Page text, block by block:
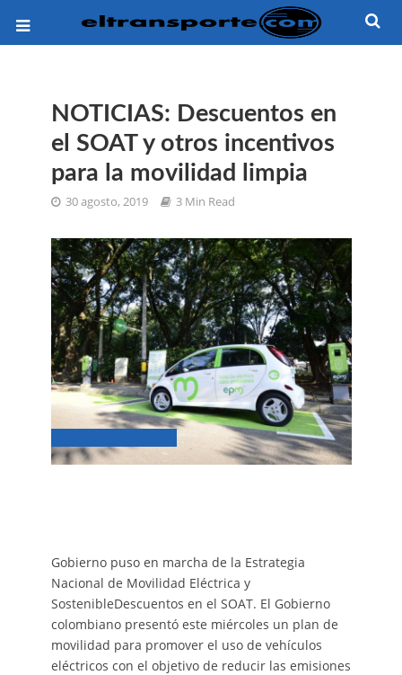
NOTICIAS: Descuentos en
el SOAT y otros incentivos
para la movilidad limpia
30 agosto, 2019 3 Min Read
Gobierno puso en marcha de la Estrategia
Nacional de Movilidad Eléctrica y
SostenibleDescuentos en el SOAT. El Gobierno
colombiano presentó este miércoles un plan de
movilidad para promover el uso de vehículos
eléctricos con el objetivo de reducir las emisiones